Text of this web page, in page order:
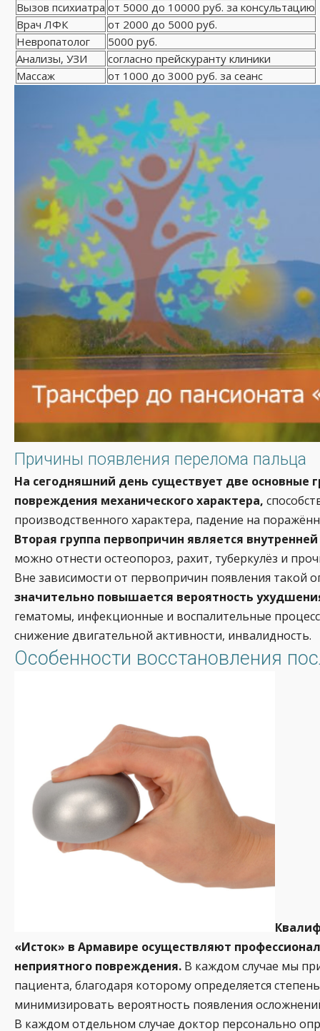
Вызов психиатра от 5000 до 10000 руб. за консультацию
Врач ЛФК
от 2000 до 5000 руб.
Невропатолог
5000 руб.
Анализы, УЗИ
согласно прейскуранту клиники
Массаж
от 1000 до 3000 руб. за сеанс
Причины появления перелома пальца
На сегодняшний день существует две основные
повреждения механического характера,
производственного характера, падение на
Вторая группа первопричин является
можно отнести остеопороз, рахит, туберкулёз и
Вне зависимости от первопричин появления такой
значительно повышается вероятность
гематомы, инфекционные и воспалительные
снижение двигательной активности, инвалидность.
Особенности восстановления
«Исток» в Армавире осуществляют
неприятного повреждения. В каждом случае мы
пациента, благодаря которому определяется
минимизировать вероятность появления
В каждом отдельном случае доктор персонально